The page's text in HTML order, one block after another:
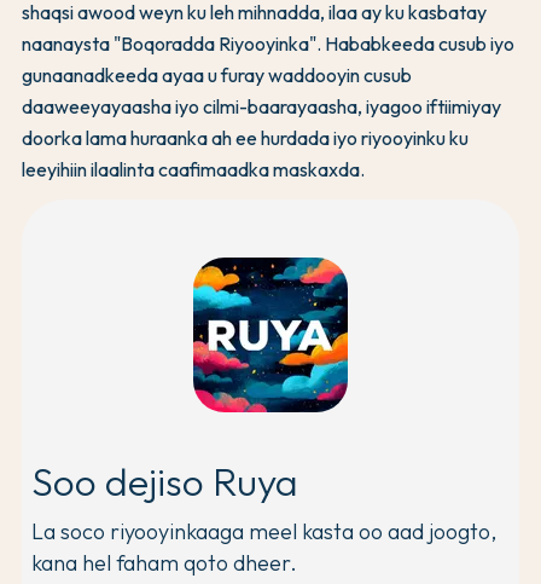
shaqsi awood weyn ku leh mihnadda, ilaa ay ku kasbatay
naanaysta "Boqoradda Riyooyinka". Hababkeeda cusub iyo
gunaanadkeeda ayaa u furay waddooyin cusub
daaweeyayaasha iyo cilmi-baarayaasha, iyagoo iftiimiyay
doorka lama huraanka ah ee hurdada iyo riyooyinku ku
leeyihiin ilaalinta caafimaadka maskaxda.
Soo dejiso Ruya
La soco riyooyinkaaga meel kasta oo aad joogto,
kana hel faham qoto dheer.